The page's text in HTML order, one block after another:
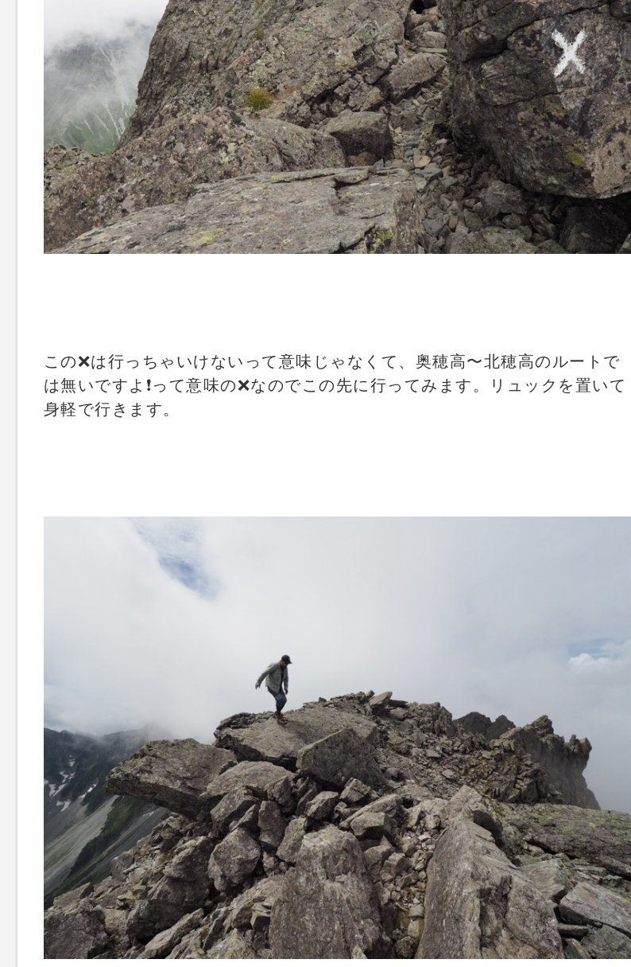
この❌は行っちゃいけないって意味じゃなくて、奥穂高〜北穂高のルートで
は無いですよ❗️って意味の❌なのでこの先に行ってみます。リュックを置いて
身軽で行きます。